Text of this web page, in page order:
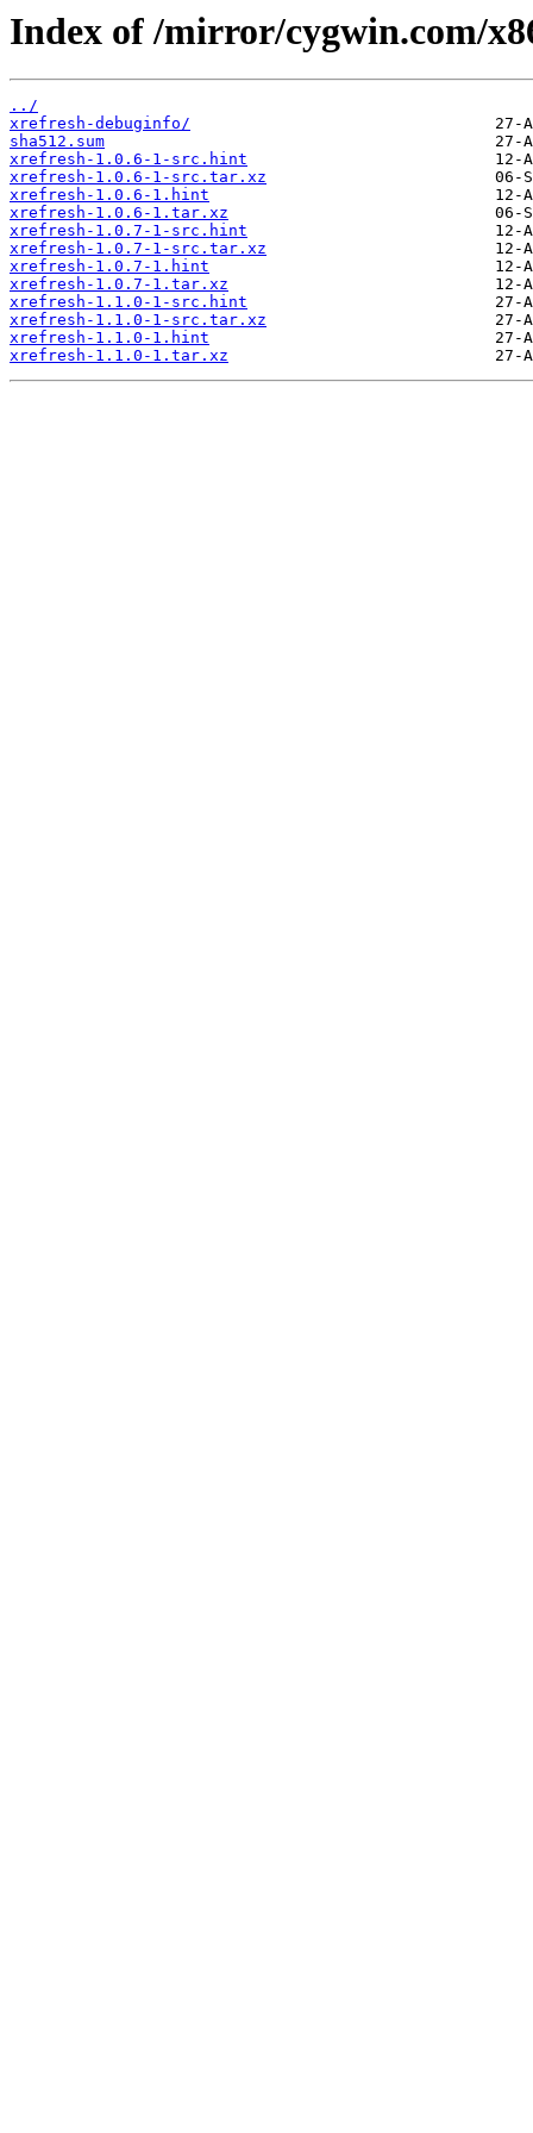
Index of /mirror/cygwin.com/
../
xrefresh-debuginfo/
sha512.sum
xrefresh-1.0.6-1-src.hint
xrefresh-1.0.6-1-src.tar.xz
xrefresh-1.0.6-1.hint
xrefresh-1.0.6-1.tar.xz
xrefresh-1.0.7-1-src.hint
xrefresh-1.0.7-1-src.tar.xz
xrefresh-1.0.7-1.hint
xrefresh-1.0.7-1.tar.xz
xrefresh-1.1.0-1-src.hint
xrefresh-1.1.0-1-src.tar.xz
xrefresh-1.1.0-1.hint
xrefresh-1.1.0-1.tar.xz